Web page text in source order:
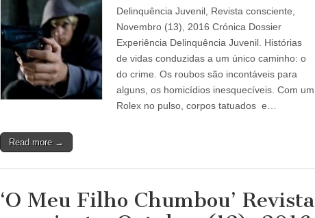
Delinquência Juvenil, Revista consciente,
Novembro (13), 2016 Crónica Dossier
Experiência Delinquência Juvenil. Histórias
de vidas conduzidas a um único caminho: o
do crime. Os roubos são incontáveis para
alguns, os homicídios inesquecíveis. Com um
Rolex no pulso, corpos tatuados e…
Read more →
‘O Meu Filho Chumbou’ Revista